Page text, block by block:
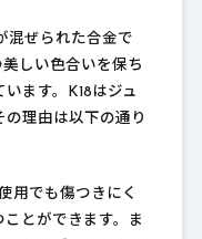
混ぜられた合金で
しい色合いを保ち
ます。K18はジュ
理由は以下の通り
用でも傷つきにく
とができます。ま